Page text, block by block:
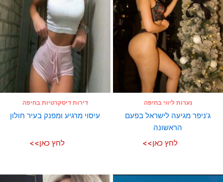
נערות ליווי בחיפה
ג’ניפר מגיעה לישראל בפעם
הראשונה
לחץ כאן>>
דירות דיסקרטיות בחיפה
עיסוי מרגיע ומפנק בעיר חולון
לחץ כאן>>